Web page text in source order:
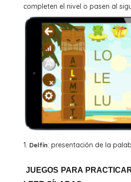
completen el nivel o pasen al
1. Delfín: presentación de la
JUEGOS PARA